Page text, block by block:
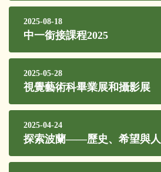
2025-08-18
中一銜接課程2025
2025-05-28
視覺藝術科畢業展和攝影展
2025-04-24
探索波蘭——歷史、希望與人